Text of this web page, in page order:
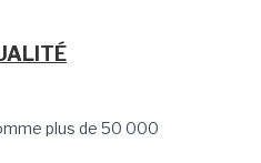
plus de 50 000